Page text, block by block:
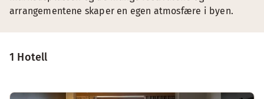
1 Hotell
arrangementene skaper en egen atmosfære i byen.